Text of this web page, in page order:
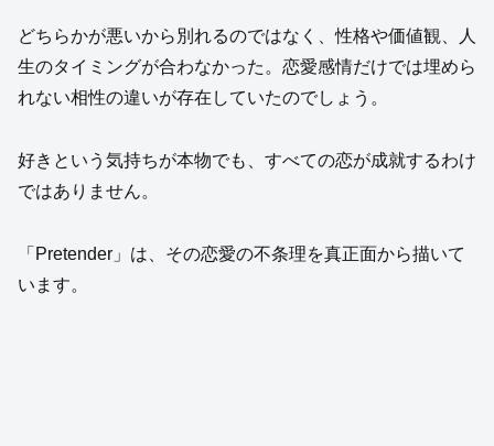
どちらかが悪いから別れるのではなく、性格や価値観、人
生のタイミングが合わなかった。恋愛感情だけでは埋めら
れない相性の違いが存在していたのでしょう。
好きという気持ちが本物でも、すべての恋が成就するわけ
ではありません。
「Pretender」は、その恋愛の不条理を真正面から描いて
います。